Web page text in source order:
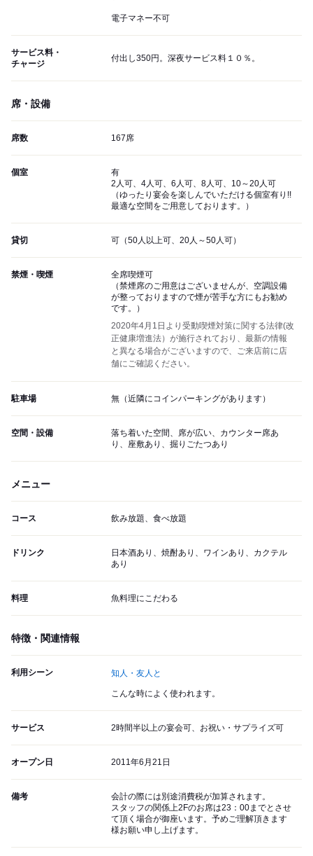
電子マネー不可
サービス料・
チャージ
付出し350円。深夜サービス料１０％。
席・設備
席数 167席
個室
有
2人可、4人可、6人可、8人可、10～20人可
（ゆったり宴会を楽しんでいただける個室有り!!
最適な空間をご用意しております。）
貸切 可（50人以上可、20人～50人可）
禁煙・喫煙
全席喫煙可
（禁煙席のご用意はございませんが、空調設備
が整っておりますので煙が苦手な方にもお勧め
です。）
2020年4月1日より受動喫煙対策に関する法律(改
正健康増進法）が施行されており、最新の情報
と異なる場合がございますので、ご来店前に店
舗にご確認ください。
駐車場 無（近隣にコインパーキングがあります）
空間・設備
落ち着いた空間、席が広い、カウンター席あ
り、座敷あり、掘りごたつあり
メニュー
コース 飲み放題、食べ放題
ドリンク
日本酒あり、焼酎あり、ワインあり、カクテル
あり
料理 魚料理にこだわる
特徴・関連情報
利用シーン 知人・友人と
こんな時によく使われます。
サービス 2時間半以上の宴会可、お祝い・サプライズ可
オープン日 2011年6月21日
備考
会計の際には別途消費税が加算されます。
スタッフの関係上2Fのお席は23：00までとさせ
て頂く場合が御座います。予めご理解頂きます
様お願い申し上げます。